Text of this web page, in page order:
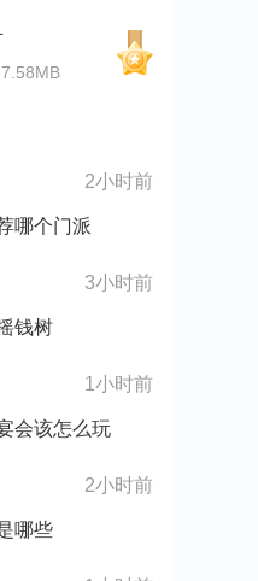
2小时前
哪个门派
3小时前
钱树
1小时前
会该怎么玩
2小时前
哪些